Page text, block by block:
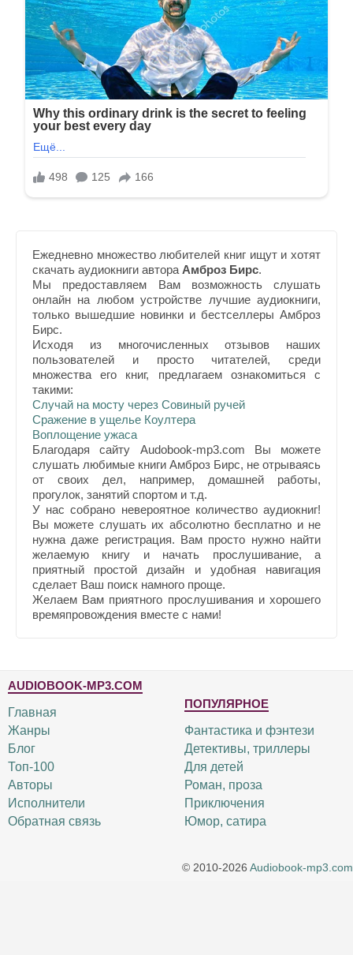
Ежедневно множество любителей книг ищут и хотят
скачать аудиокниги автора Амброз Бирс.
Мы предоставляем Вам возможность слушать
онлайн на любом устройстве лучшие аудиокниги,
только вышедшие новинки и бестселлеры Амброз
Бирс.
Исходя из многочисленных отзывов наших
пользователей и просто читателей, среди
множества его книг, предлагаем ознакомиться с
такими:
Случай на мосту через Совиный ручей
Сражение в ущелье Коултера
Воплощение ужаса
Благодаря сайту Audobook-mp3.com Вы можете
слушать любимые книги Амброз Бирс, не отрываясь
от своих дел, например, домашней работы,
прогулок, занятий спортом и т.д.
У нас собрано невероятное количество аудиокниг!
Вы можете слушать их абсолютно бесплатно и не
нужна даже регистрация. Вам просто нужно найти
желаемую книгу и начать прослушивание, а
приятный простой дизайн и удобная навигация
сделает Ваш поиск намного проще.
Желаем Вам приятного прослушивания и хорошего
времяпровождения вместе с нами!
AUDIOBOOK-MP3.COM
Главная
Жанры
Блог
Топ-100
Авторы
Исполнители
Обратная связь
ПОПУЛЯРНОЕ
Фантастика и фэнтези
Детективы, триллеры
Для детей
Роман, проза
Приключения
Юмор, сатира
© 2010-2026 Audiobook-mp3.com